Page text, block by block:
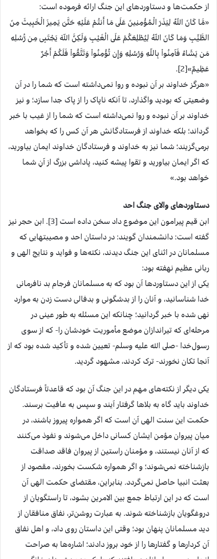
از حکمت‌ها و دستاوردهای این جنگ ارائه فرموده است:
«مَّا کَانَ اللّهُ لِیَذَرَ الْمُؤْمِنِینَ عَلَى مَا أَنتُمْ عَلَیْهِ حَتَّىَ یَمِیزَ الْخَبِیثَ مِنَ
الطَّیِّبِ وَمَا کَانَ اللّهُ لِیُطْلِعَکُمْ عَلَى الْغَیْبِ وَلَکِنَّ اللّهَ یَجْتَبِی مِن رُّسُلِهِ
مَن یَشَاءُ فَآمِنُواْ بِاللّهِ وَرُسُلِهِ وَإِن تُؤْمِنُواْ وَتَتَّقُواْ فَلَکُمْ أَجْرٌ
عَظِیمٌ»[2].
«هرگز خداوند بر آن نبوده و روا نمی‌داشته است که شما را در آن
وضعیتی که بودید واگذارد، تا آنکه ناپاک را از پاک جدا سازد؛ و نیز
خداوند بر آن نبوده و روا نمی‌داشته است که شما را از غیب با خبر
گرداند؛ بلکه خداوند از فرستادگانش هر آن کس را که بخواهد
برمی‌گزیند؛ شما نیز به خداوند و فرستادگان خداوند ایمان بیاورید،
که اگر ایمان بیاورید و تقوا پیشه کنید، پاداشی بزرگ از آنِ شما
خواهد بود.»
دستاوردهای والای جنگ احد
ابن قیم پیرامون این موضوع داد سخن داده است [3]. ابن حجر نیز
گفته است: دانشمندان گویند: در داستان احد و مصیبتهایی که
مسلمانان در اثنای این جنگ دیدند، نکته‌ها و فواید و نتایج الهی و
ربانی عظیم نهفته بود:
یکی از این دستاوردها آن بود که به مسلمانان فرجام بد نافرمانی
خدا شناسانید، و آنان را از بدشگونی و بدفالی دست زدن به موارد
نهی شده با خبر گردانید؛ چنانکه این مسئله به طور عینی در
مرحله‌ای که تیراندازان موضع مأموریت خودشان را- که از سوی
رسول‌خدا -صلى الله علیه وسلم- تعیین شده و تأکید شده بود که از
آنجا تکان نخورند- ترک کردند، مشهود گردید.
یکی دیگر از نکته‌های مهم در این جنگ آن بود که قاعدتاً فرستادگان
خداوند باید گاه به بلاها گرفتار آیند و سپس به عافیت برسند.
حکمت این سنت الهی آن است که اگر همواره پیروز باشند، در
میان پیروان مؤمن ایشان کسانی داخل می‌شوند و نفوذ می‌کنند
که از آنان نیستند، و مؤمنان راستین از پیروان فاقد صداقت
بازشناخته نمی‌شوند؛ و اگر همواره شکست بخورند، مقصود از
بعثت انبیا حاصل نمی‌گردد. بنابراین، مقتضای حکمت الهی آن
است که در این ارتباط جمع بین الامرین بشود، تا راستگویان از
دروغگویان بازشناخته شوند. به عبارت روشن‌تر، نفاق منافقان از
دید مسلمانان پنهان بود؛ وقتی این داستان روی داد، و اهل نفاق
آن کردارها و گفتارها را از خود بروز دادند؛ اشاره‌ها به صراحت